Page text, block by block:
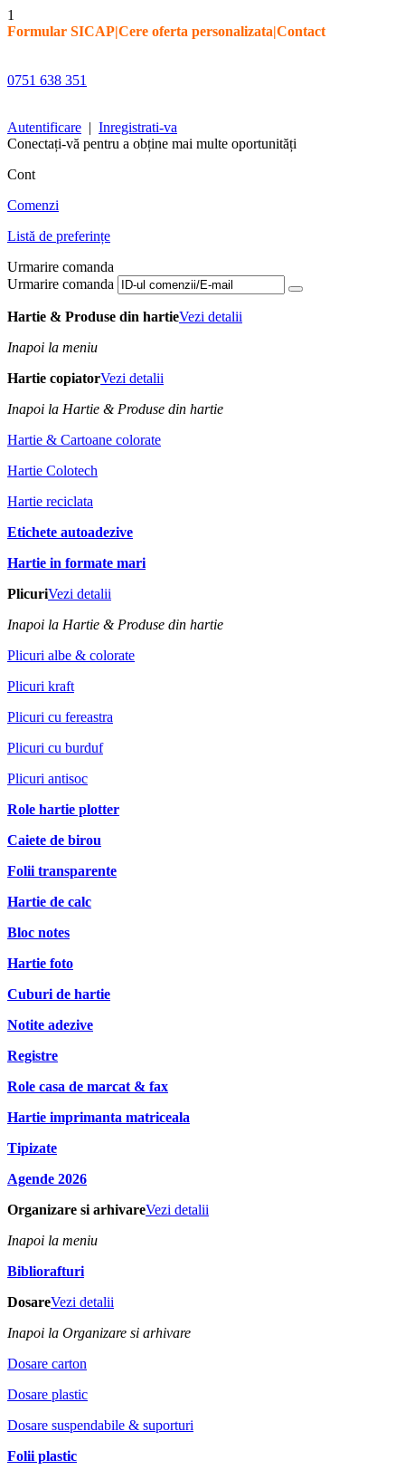
1
Formular SICAP|Cere oferta personalizata|Contact
0751 638 351
Autentificare | Inregistrati-va
Conectați-vă pentru a obține mai multe oportunități
Cont
Comenzi
Listă de preferințe
Urmarire comanda
Urmarire comanda
Hartie & Produse din hartieVezi detalii
Inapoi la meniu
Hartie copiatorVezi detalii
Inapoi la Hartie & Produse din hartie
Hartie & Cartoane colorate
Hartie Colotech
Hartie reciclata
Etichete autoadezive
Hartie in formate mari
PlicuriVezi detalii
Inapoi la Hartie & Produse din hartie
Plicuri albe & colorate
Plicuri kraft
Plicuri cu fereastra
Plicuri cu burduf
Plicuri antisoc
Role hartie plotter
Caiete de birou
Folii transparente
Hartie de calc
Bloc notes
Hartie foto
Cuburi de hartie
Notite adezive
Registre
Role casa de marcat & fax
Hartie imprimanta matriceala
Tipizate
Agende 2026
Organizare si arhivareVezi detalii
Inapoi la meniu
Bibliorafturi
DosareVezi detalii
Inapoi la Organizare si arhivare
Dosare carton
Dosare plastic
Dosare suspendabile & suporturi
Folii plastic